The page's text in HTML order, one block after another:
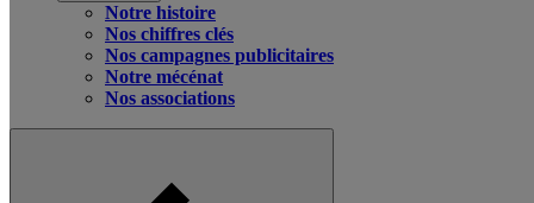
Notre histoire
Nos chiffres clés
Nos campagnes publicitaires
Notre mécénat
Nos associations